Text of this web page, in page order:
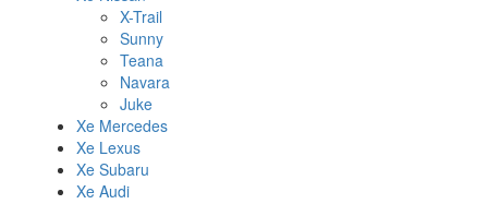
X-Trail
Sunny
Teana
Navara
Juke
Xe Mercedes
Xe Lexus
Xe Subaru
Xe Audi